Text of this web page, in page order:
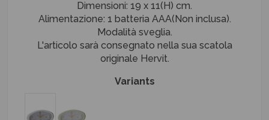
Dimensioni: 19 x 11(H) cm.
Alimentazione: 1 batteria AAA(Non inclusa).
Modalità sveglia.
L'articolo sarà consegnato nella sua scatola
originale Hervit.
Variants